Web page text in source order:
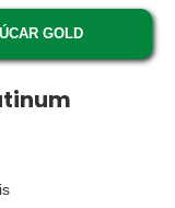
GOLD